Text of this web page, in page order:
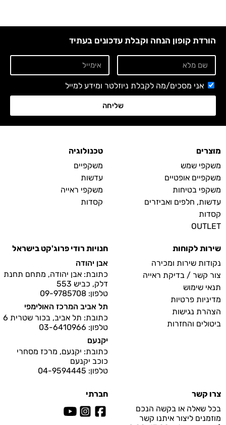
הורדת קופון הנחה וקבלת עדכונים בעתיד
אני מסכים/מה לקבלת ניוזלטר ומידע למייל
שליחה
מוצרים
משקפי שמש
משקפיים אופטיים
משקפי בטיחות
עדשות, חלפים ואביזרים
קסדות
OUTLET
טכנולוגיה
משקפיים
עדשות
משקפי ראייה
קסדות
שירות לקוחות
נקודות שירות ומכירה
צור קשר / בדיקת ראייה
תנאי שימוש
מדיניות פרטיות
הצהרת נגישות
ביטולים והחזרות
חנויות רודי פרוג'קט בישראל
אבן יהודה
כתובת: אבן יהודה, מתחם תחנת
דלק, כביש 553
טלפון: 09-9785708
תל אביב המרכז האולימפי
כתובת: תל אביב, בכור שטרית 6
טלפון: 03-6410966
יקנעם
כתובת: יקנעם, מרכז מסחרי
כוכב יקנעם
טלפון: 04-9594445
צרו קשר
בכל שאלה או בקשה הנכם
מוזמנים ליצור איתנו קשר
חברתי